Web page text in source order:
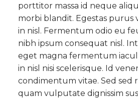
porttitor massa id neque
morbi blandit. Egestas purus
in nisl. Fermentum odio eu
nibh ipsum consequat nisl.
eget magna fermentum
in nisl nisi scelerisque. Id
condimentum vitae. Sed sed
quam vulputate dignissim